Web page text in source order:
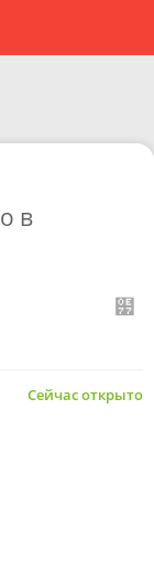
в
Сейчас открыто